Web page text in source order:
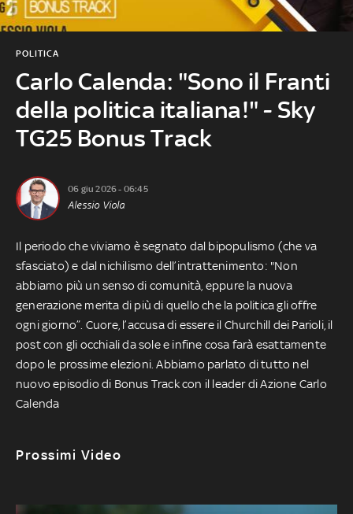
Carlo Calenda: "Sono il Franti
della politica italiana!" - Sky
TG25 Bonus Track
POLITICA
06 giu 2026 - 06:45
Alessio Viola
Il periodo che viviamo è segnato dal bipopulismo (che va
sfasciato) e dal nichilismo dell’intrattenimento: "Non
abbiamo più un senso di comunità, eppure la nuova
generazione merita di più di quello che la politica gli offre
ogni giorno”. Cuore, l’accusa di essere il Churchill dei Parioli, il
post con gli occhiali da sole e infine cosa farà esattamente
dopo le prossime elezioni. Abbiamo parlato di tutto nel
nuovo episodio di Bonus Track con il leader di Azione Carlo
Calenda
Prossimi Video